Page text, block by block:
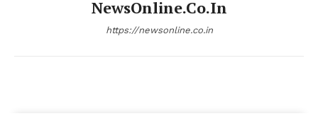
NewsOnline.co.in
https://newsonline.co.in